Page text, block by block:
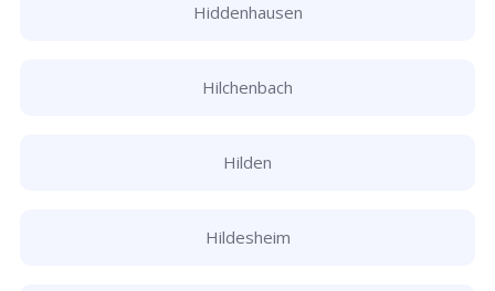
Hiddenhausen
Hilchenbach
Hilden
Hildesheim